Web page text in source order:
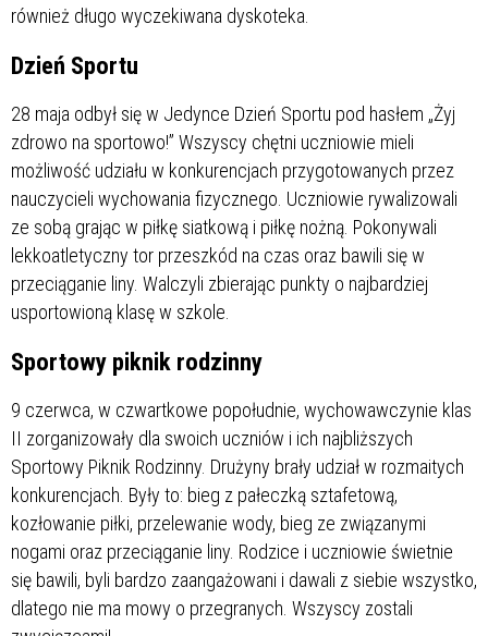
również długo wyczekiwana dyskoteka.
Dzień Sportu
28 maja odbył się w Jedynce Dzień Sportu pod hasłem „Żyj
zdrowo na sportowo!” Wszyscy chętni uczniowie mieli
możliwość udziału w konkurencjach przygotowanych przez
nauczycieli wychowania fizycznego. Uczniowie rywalizowali
ze sobą grając w piłkę siatkową i piłkę nożną. Pokonywali
lekkoatletyczny tor przeszkód na czas oraz bawili się w
przeciąganie liny. Walczyli zbierając punkty o najbardziej
usportowioną klasę w szkole.
Sportowy piknik rodzinny
9 czerwca, w czwartkowe popołudnie, wychowawczynie klas
II zorganizowały dla swoich uczniów i ich najbliższych
Sportowy Piknik Rodzinny. Drużyny brały udział w rozmaitych
konkurencjach. Były to: bieg z pałeczką sztafetową,
kozłowanie piłki, przelewanie wody, bieg ze związanymi
nogami oraz przeciąganie liny. Rodzice i uczniowie świetnie
się bawili, byli bardzo zaangażowani i dawali z siebie wszystko,
dlatego nie ma mowy o przegranych. Wszyscy zostali